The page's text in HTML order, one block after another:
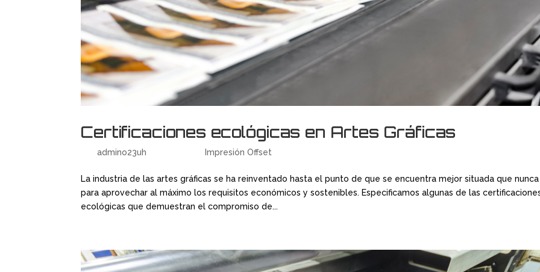
Certificaciones ecológicas en Artes Gráficas
poradmino23uh Impresión Offset
La industria de las artes gráficas se ha reinventado hasta el punto de que se encuentra mejor situada que nunca
para aprovechar al máximo los requisitos económicos y sostenibles. Especificamos algunas de las
ecológicas que demuestran el compromiso de...